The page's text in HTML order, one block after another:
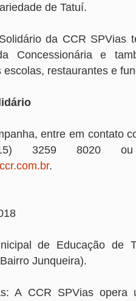
de Tatuí.
da CCR SPVias
Concessionária e
escolas, restaurantes e
entre em contato
3259 8020
.
de Educação de
Junqueira).
A CCR SPVias opera